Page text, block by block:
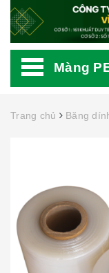
Màng
Trang chủ Băng